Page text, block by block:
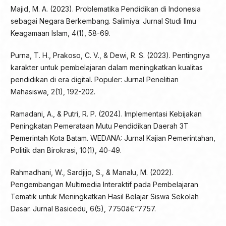
Majid, M. A. (2023). Problematika Pendidikan di Indonesia
sebagai Negara Berkembang. Salimiya: Jurnal Studi Ilmu
Keagamaan Islam, 4(1), 58-69.
Purna, T. H., Prakoso, C. V., & Dewi, R. S. (2023). Pentingnya
karakter untuk pembelajaran dalam meningkatkan kualitas
pendidikan di era digital. Populer: Jurnal Penelitian
Mahasiswa, 2(1), 192-202.
Ramadani, A., & Putri, R. P. (2024). Implementasi Kebijakan
Peningkatan Pemerataan Mutu Pendidikan Daerah 3T
Pemerintah Kota Batam. WEDANA: Jurnal Kajian Pemerintahan,
Politik dan Birokrasi, 10(1), 40-49.
Rahmadhani, W., Sardjijo, S., & Manalu, M. (2022).
Pengembangan Multimedia Interaktif pada Pembelajaran
Tematik untuk Meningkatkan Hasil Belajar Siswa Sekolah
Dasar. Jurnal Basicedu, 6(5), 7750â€“7757.